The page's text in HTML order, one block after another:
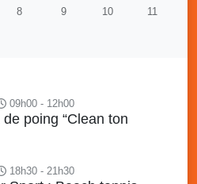
8 9 10 11
09h00 - 12h00
poing “Clean ton
18h30 - 21h30